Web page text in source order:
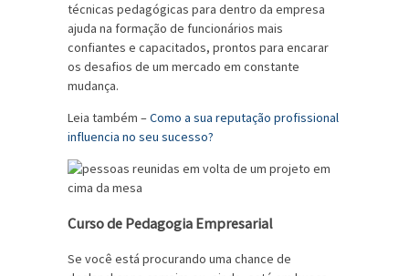
técnicas pedagógicas para dentro da empresa
ajuda na formação de funcionários mais
confiantes e capacitados, prontos para encarar
os desafios de um mercado em constante
mudança.
Leia também –Como a sua reputação profissional
influencia no seu sucesso?
Curso de Pedagogia Empresarial
Se você está procurando uma chance de